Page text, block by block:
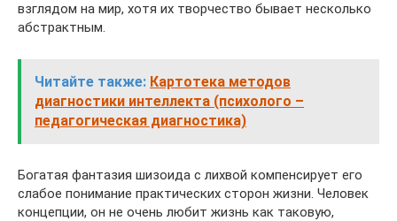
взглядом на мир, хотя их творчество бывает несколько
абстрактным.
Читайте также: Картотека методов
диагностики интеллекта (психолого –
педагогическая диагностика)
Богатая фантазия шизоида с лихвой компенсирует его
слабое понимание практических сторон жизни. Человек
концепции, он не очень любит жизнь как таковую,